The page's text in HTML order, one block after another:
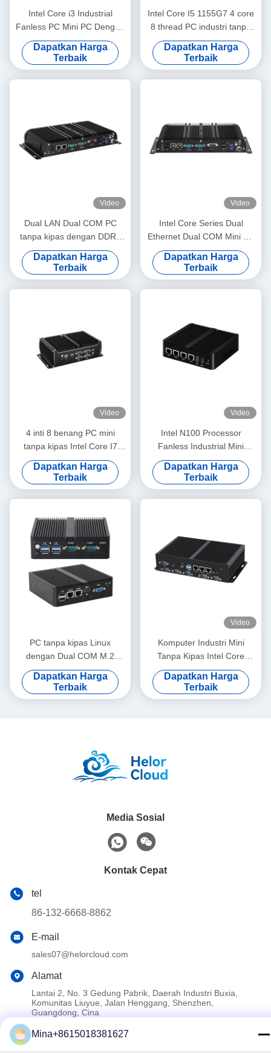
Intel Core i3 Industrial
Fanless PC Mini PC Dengan
GPIO Dan DDR4 16G 6COM
Dapatkan Harga
Terbaik
Intel Core I5 1155G7 4 core
8 thread PC industri tanpa
kipas dengan 6COM WiFi
dan GPIO
Dapatkan Harga
Terbaik
Video
Dual LAN Dual COM PC
tanpa kipas dengan DDR4
32G Intel Celeron J4125
J6412 Mini PC
Dapatkan Harga
Terbaik
Video
Intel Core Series Dual
Ethernet Dual COM Mini PC
Industrial Tanpa Fan Dengan
DDR4 32G
Dapatkan Harga
Terbaik
Video
4 inti 8 benang PC mini
tanpa kipas Intel Core I7
1195G7 Dengan Dual LAN
6COM DDR4
Dapatkan Harga
Terbaik
Video
Intel N100 Processor
Fanless Industrial Mini
Computer Dual COM DDR4
RAM 4LAN
Dapatkan Harga
Terbaik
PC tanpa kipas Linux
dengan Dual COM M.2
Storage Industrial Intel
J6412 Mini PC
Dapatkan Harga
Terbaik
Video
Komputer Industri Mini
Tanpa Kipas Intel Core
Series Processor 1115G4
3LAN 6COM DDR4 RAM
Dapatkan Harga
Terbaik
Media Sosial
Kontak Cepat
tel
86-132-6668-8862
E-mail
sales07@helorcloud.com
Alamat
Lantai 2, No. 3 Gedung Pabrik, Daerah Industri Buxia,
Komunitas Liuyue, Jalan Henggang, Shenzhen,
Guangdong, Cina
Mina+8615018381627